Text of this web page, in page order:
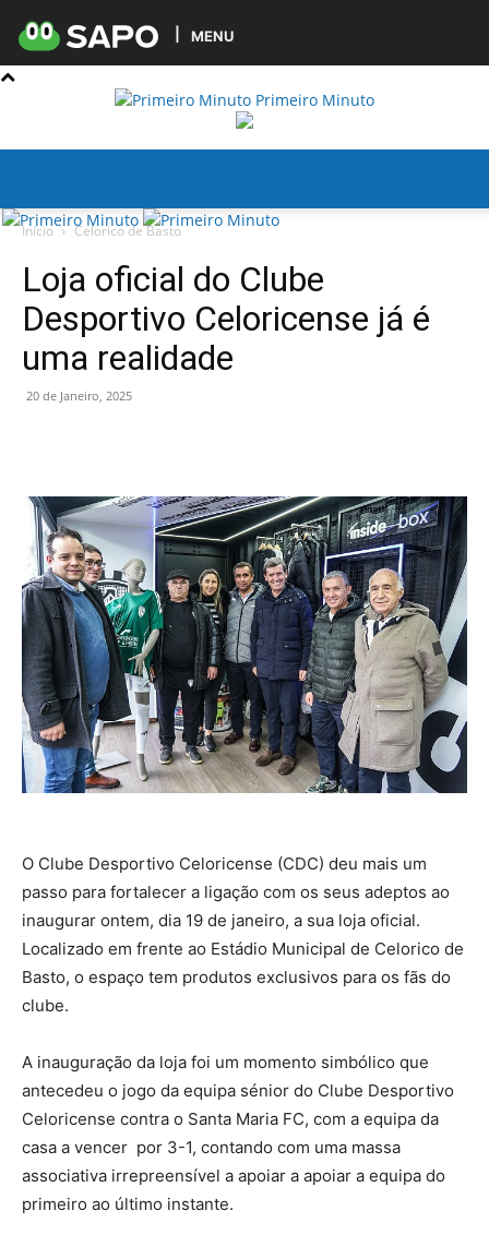
MENU
Primeiro Minuto
Início Celorico de Basto
Loja oficial do Clube
Desportivo Celoricense já é
uma realidade
20 de Janeiro, 2025
O Clube Desportivo Celoricense (CDC) deu mais um
passo para fortalecer a ligação com os seus adeptos ao
inaugurar ontem, dia 19 de janeiro, a sua loja oficial.
Localizado em frente ao Estádio Municipal de Celorico de
Basto, o espaço tem produtos exclusivos para os fãs do
clube.
A inauguração da loja foi um momento simbólico que
antecedeu o jogo da equipa sénior do Clube Desportivo
Celoricense contra o Santa Maria FC, com a equipa da
casa a vencer por 3-1, contando com uma massa
associativa irrepreensível a apoiar a apoiar a equipa do
primeiro ao último instante.